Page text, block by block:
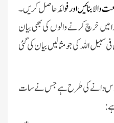
بنائیں اور فوائد حاصل کریں۔
میں خرچ کرنے والوں کی بھی بیان
اللہ کی جو مثالیں بیان کی گئی
کرنا اس دانے کی طرح ہے جس نے سات
: